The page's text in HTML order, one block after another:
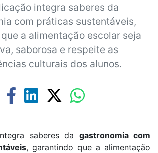
integra saberes da
com práticas sustentáveis,
a alimentação escolar seja
saborosa e respeite as
culturais dos alunos.
saberes da gastronomia com
, garantindo que a alimentação